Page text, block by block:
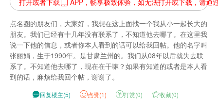
打开或者下载 APP，畅享极致体验，如无法打开或下载，请通
点名圈的朋友们，大家好，我想在这上面找一个我从小一起长大的
朋友。我们已经有十几年没有联系了，不知道他去哪了。在这里我
说一下他的信息，或者你本人看到的话可以给我回帖。他的名字叫
张丽娟，生于1990年。是甘肃兰州的。我们从08年以后就失去联
系了。不知道他去哪了，现在在干嘛？如果有知道的或者是本人看
到的话，麻烦给我回个帖，谢谢了。
回复楼主(5) 点赞(1) 打赏(0) 收藏(0)